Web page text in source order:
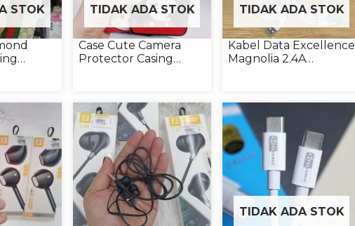
STOK TIDAK ADA STOK
Case Cute Camera
Protector Casing
TIDAK ADA STOK
Kabel Data Excellence
Magnolia 2.4A
TIDAK ADA STOK